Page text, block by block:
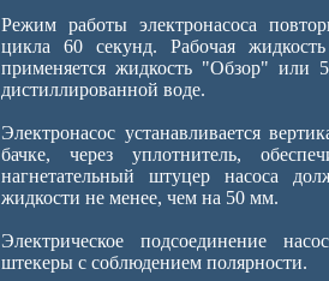
Режим работы электронасоса
цикла 60 секунд. Рабочая
применяется жидкость "Обзор" или
дистиллированной воде.
Электронасос устанавливается
бачке, через уплотнитель,
нагнетательный штуцер насоса
жидкости не менее, чем на 50 мм.
Электрическое подсоединение
штекеры с соблюдением полярности.